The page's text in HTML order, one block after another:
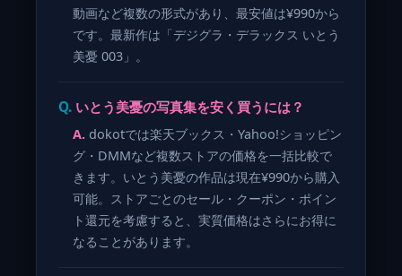
動画など複数の形式があり、最安値は¥990から
です。最新作は「デジグラ・デラックス いとう
美憂 003」。
いとう美憂の写真集を安く買うには？
dokotでは楽天ブックス・Yahoo!ショッピン
グ・DMMなど複数ストアの価格を一括比較で
きます。いとう美憂の作品は現在¥990から購入
可能。ストアごとのセール・クーポン・ポイン
ト還元を考慮すると、実質価格はさらにお得に
なることがあります。